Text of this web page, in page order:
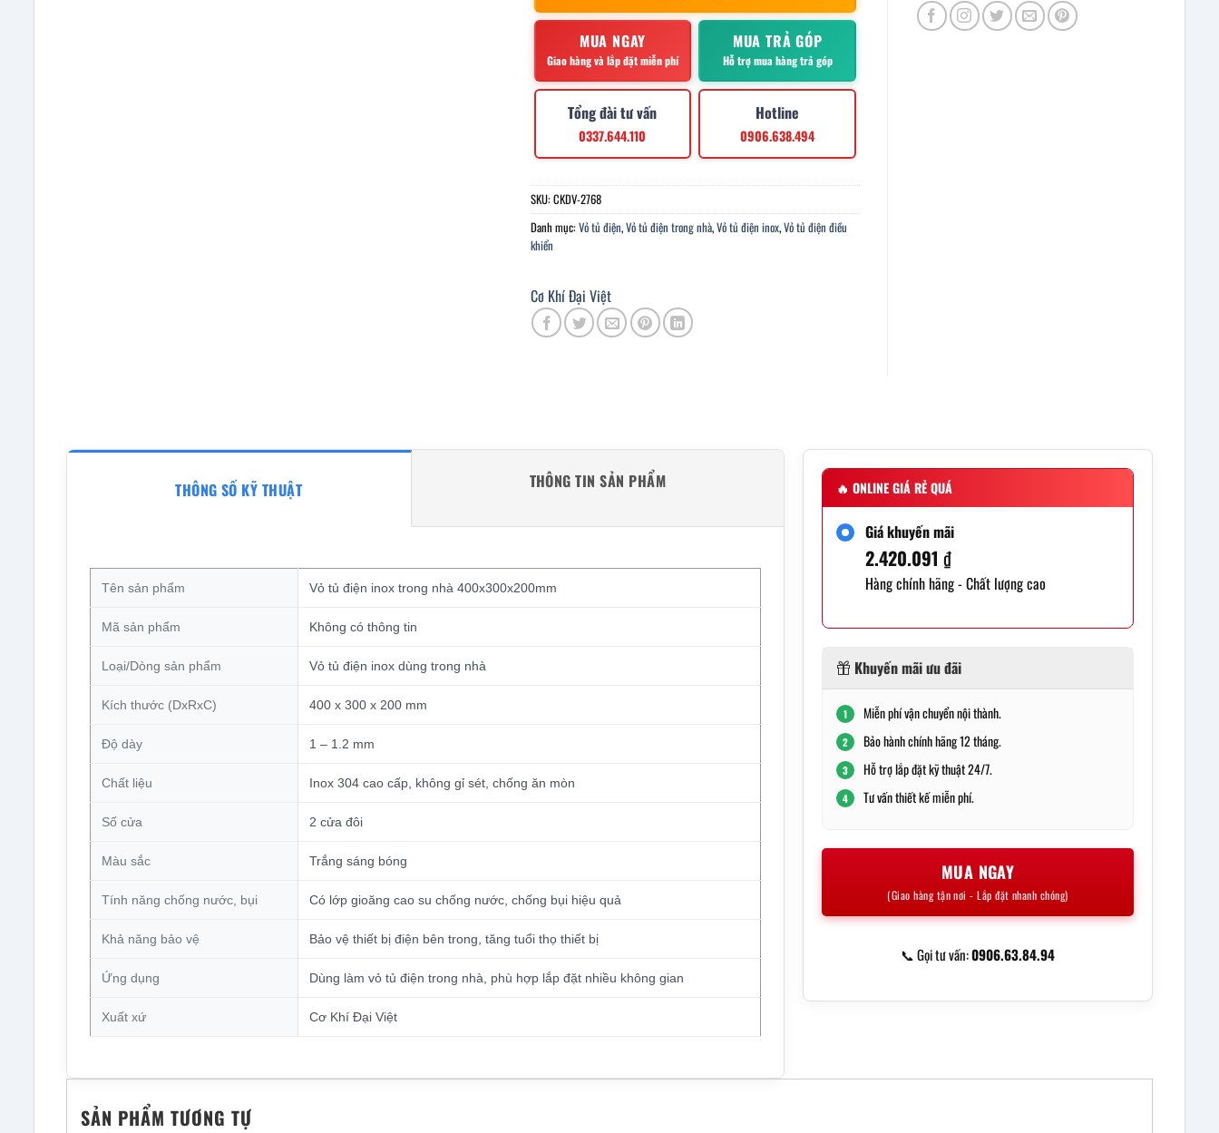
MUA NGAY
Giao hàng và lắp đặt miễn phí
MUA TRẢ GÓP
Hỗ trợ mua hàng trả góp
Tổng đài tư vấn
0337.644.110
Hotline
0906.638.494
SKU:CKDV-2768
Danh mục:Vỏ tủ điện,Vỏ tủ điện trong nhà,Vỏ tủ điện inox,Vỏ tủ điện điều
khiển
Cơ Khí Đại Việt
THÔNG SỐ KỸ THUẬT THÔNG TIN SẢN PHẨM
Tên sản phẩm Vỏ tủ điện inox trong nhà 400x300x200mm
Mã sản phẩm Không có thông tin
Loại/Dòng sản phẩm Vỏ tủ điện inox dùng trong nhà
Kích thước (DxRxC) 400 x 300 x 200 mm
Độ dày 1 – 1.2 mm
Chất liệu Inox 304 cao cấp, không gỉ sét, chống ăn mòn
Số cửa 2 cửa đôi
Màu sắc Trắng sáng bóng
Tính năng chống nước, bụi Có lớp gioăng cao su chống nước, chống bụi hiệu quả
Khả năng bảo vệ Bảo vệ thiết bị điện bên trong, tăng tuổi thọ thiết bị
Ứng dụng Dùng làm vỏ tủ điện trong nhà, phù hợp lắp đặt nhiều không gian
Xuất xứ Cơ Khí Đại Việt
🔥 ONLINE GIÁ RẺ QUÁ
Giá khuyến mãi
2.420.091 ₫
Hàng chính hãng - Chất lượng cao
Khuyến mãi ưu đãi
1 Miễn phí vận chuyển nội thành.
2 Bảo hành chính hãng 12 tháng.
3 Hỗ trợ lắp đặt kỹ thuật 24/7.
4 Tư vấn thiết kế miễn phí.
MUA NGAY
(Giao hàng tận nơi - Lắp đặt nhanh chóng)
📞 Gọi tư vấn:0906.63.84.94
SẢN PHẨM TƯƠNG TỰ